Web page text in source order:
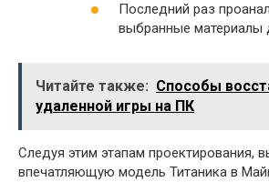
Последний раз
выбранные материалы
Читайте также: Способы
удаленной игры на ПК
Следуя этим этапам проектирования,
впечатляющую модель Титаника в